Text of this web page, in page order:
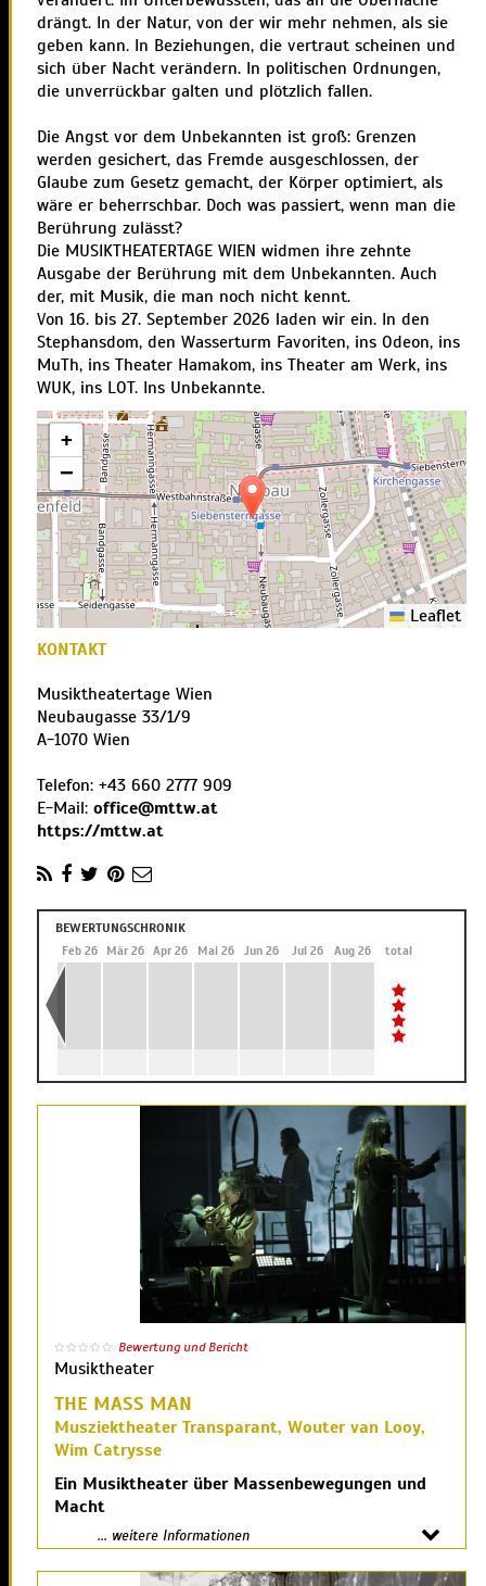
drängt. In der Natur, von der wir mehr nehmen, als sie
geben kann. In Beziehungen, die vertraut scheinen und
sich über Nacht verändern. In politischen Ordnungen,
die unverrückbar galten und plötzlich fallen.
Die Angst vor dem Unbekannten ist groß: Grenzen
werden gesichert, das Fremde ausgeschlossen, der
Glaube zum Gesetz gemacht, der Körper optimiert, als
wäre er beherrschbar. Doch was passiert, wenn man die
Berührung zulässt?
Die MUSIKTHEATERTAGE WIEN widmen ihre zehnte
Ausgabe der Berührung mit dem Unbekannten. Auch
der, mit Musik, die man noch nicht kennt.
Von 16. bis 27. September 2026 laden wir ein. In den
Stephansdom, den Wasserturm Favoriten, ins Odeon, ins
MuTh, ins Theater Hamakom, ins Theater am Werk, ins
WUK, ins LOT. Ins Unbekannte.
+
−
Leaflet
KONTAKT
Musiktheatertage Wien
Neubaugasse 33/1/9
A-1070 Wien
Telefon: +43 660 2777 909
E-Mail: office@mttw.at
https://mttw.at
BEWERTUNGSCHRONIK
Feb 26 Mär 26 Apr 26 Mai 26 Jun 26 Jul 26 Aug 26 total
Bewertung und Bericht
Musiktheater
THE MASS MAN
Musziektheater Transparant, Wouter van Looy,
Wim Catrysse
Ein Musiktheater über Massenbewegungen und
Macht
InMasse und Macht(1962) schildert
Nobelpreisträger Elias Canetti seine Erfahrungen
... weitere Informationen